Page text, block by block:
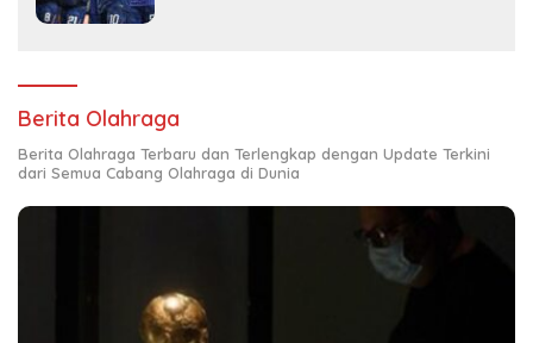
Berita Olahraga
Berita Olahraga Terbaru dan Terlengkap dengan Update Terkini
dari Semua Cabang Olahraga di Dunia